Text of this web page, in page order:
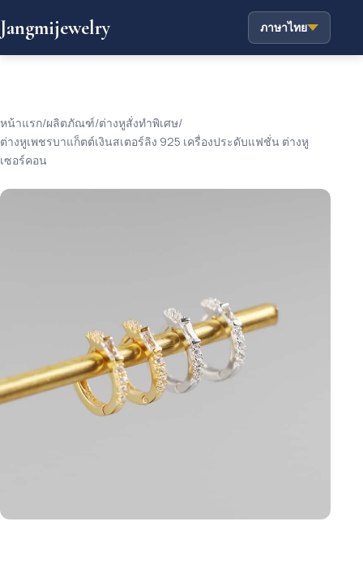
Jangmijewelry ภาษาไทย
หน้าแรก/ผลิตภัณฑ์/ต่างหูสั่งทำพิเศษ/
ต่างหูเพชรบาแก็ตต์เงินสเตอร์ลิง 925 เครื่องประดับแฟชั่น ต่างหู
เซอร์คอน